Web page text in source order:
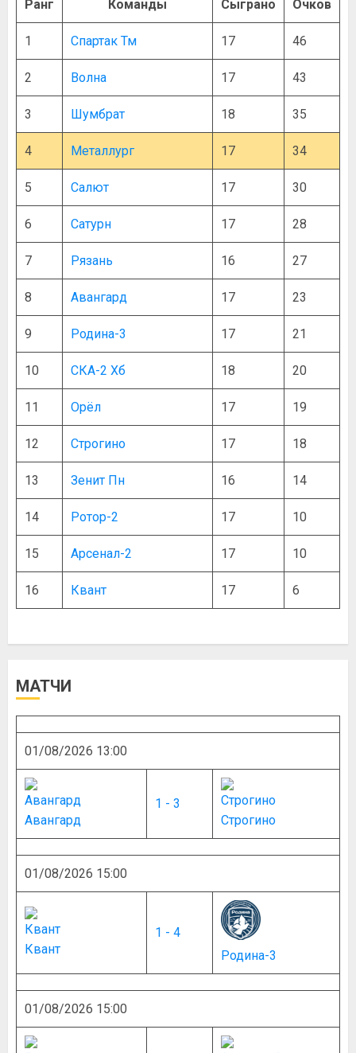
Ранг Команды Сыграно Очков
1 Спартак Тм 17 46
2 Волна 17 43
3 Шумбрат 18 35
4 Металлург 17 34
5 Салют 17 30
6 Сатурн 17 28
7 Рязань 16 27
8 Авангард 17 23
9 Родина-3 17 21
10 СКА-2 Хб 18 20
11 Орёл 17 19
12 Строгино 17 18
13 Зенит Пн 16 14
14 Ротор-2 17 10
15 Арсенал-2 17 10
16 Квант 17 6
МАТЧИ
01/08/2026 13:00
Авангард
1 - 3
Строгино
01/08/2026 15:00
Квант
1 - 4
Родина-3
01/08/2026 15:00